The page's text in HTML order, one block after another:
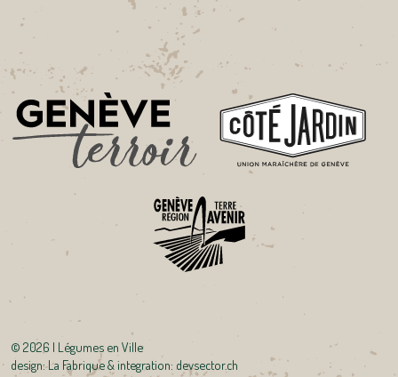
© 2026 | Légumes en Ville
design:La Fabrique& integration: devsector.ch